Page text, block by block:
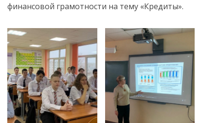
финансовой грамотности на тему «Кредиты».